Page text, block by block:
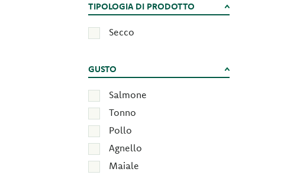
TIPOLOGIA DI PRODOTTO
Secco
GUSTO
Salmone
Tonno
Pollo
Agnello
Maiale